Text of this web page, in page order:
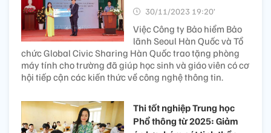
30/11/2023 19:20’
Việc Công ty Bảo hiểm Bảo
lãnh Seoul Hàn Quốc và Tổ
chức Global Civic Sharing Hàn Quốc trao tặng phòng
máy tính cho trường đã giúp học sinh và giáo viên có cơ
hội tiếp cận các kiến thức về công nghệ thông tin.
Thi tốt nghiệp Trung học
Phổ thông từ 2025: Giảm